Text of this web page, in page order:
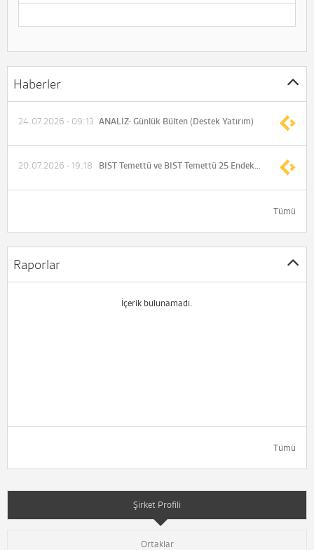
Haberler
ANALİZ- Günlük Bülten (Destek Yatırım)
24.07.2026 - 09:13
BIST Temettü ve BIST Temettü 25 Endeksleri'nde 01.08.2026-31.10.2026 dönemi değişiklikleri açıklandı
20.07.2026 - 19:18
Tümü
Raporlar
İçerik bulunamadı.
Tümü
Şirket Profili
Ortaklar